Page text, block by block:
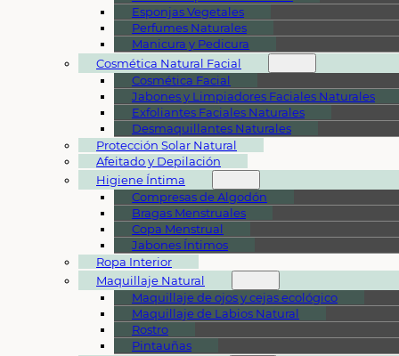
Esponjas Vegetales
Perfumes Naturales
Manicura y Pedicura
Cosmética Natural Facial
Cosmética Facial
Jabones y Limpiadores Faciales Naturales
Exfoliantes Faciales Naturales
Desmaquillantes Naturales
Protección Solar Natural
Afeitado y Depilación
Higiene Íntima
Compresas de Algodón
Bragas Menstruales
Copa Menstrual
Jabones Íntimos
Ropa Interior
Maquillaje Natural
Maquillaje de ojos y cejas ecológico
Maquillaje de Labios Natural
Rostro
Pintauñas